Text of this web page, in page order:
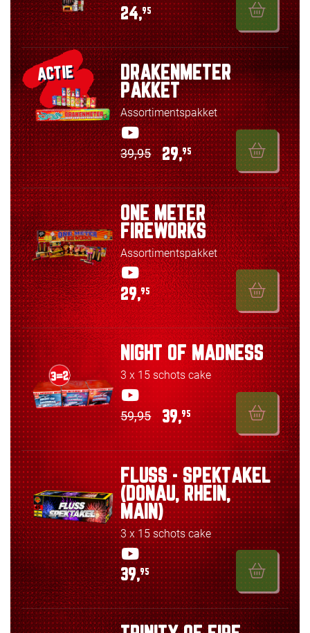
24,95
ACTIE
DRAKENMETER
PAKKET
Assortimentspakket
39,95 29,95
ONE METER
FIREWORKS
Assortimentspakket
29,95
NIGHT OF MADNESS
3 x 15 schots cake
59,95 39,95
FLUSS - SPEKTAKEL
(DONAU, RHEIN,
MAIN)
3 x 15 schots cake
39,95